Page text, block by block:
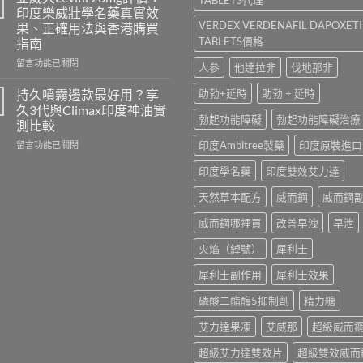
100、
Kamagra
與
Kamagra
Oral
全
面
比
較〉
中
香
港
哪
裡
買？
利
士
學
名
藥
印度樂威壯學名藥真實效
果、正確用法與香港購買
指南
在
威
大
Levifil
20mg
評
留言功能已關閉
持久噴霧邊款最好用？享
久3代與Climax印度神油實
測比較
在
留言功能已關閉
VERDEX VERDENAFIL
TABLETS價格
人參
他達拉非
伐地那非
助勃+延時
助勃 + 延時
勃起功能障礙
勃起功能障礙治療
印度Ambitree製藥
印度原裝進口
印度學名藥
印度雙效艾力達
天然草本配方
威而鋼
威而鋼
威而鋼哪裡買
改善早洩
早泄
火焰（綽號）
犀利士
犀利士副作用
犀利士效果
磷酸二酯酶5抑制劑
精力糖
艾力達果凍
艾威那
超級威而鋼
超級艾力達雙效片
超級雙效威而